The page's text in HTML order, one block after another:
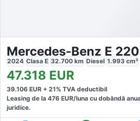
Mercedes-Benz E
2024 Clasa E 32.700 km Diesel 1.993 cm³
47.318 EUR
39.106 EUR + 21% TVA deductibil
Leasing de la 476 EUR/luna cu dobăndă
juridice.